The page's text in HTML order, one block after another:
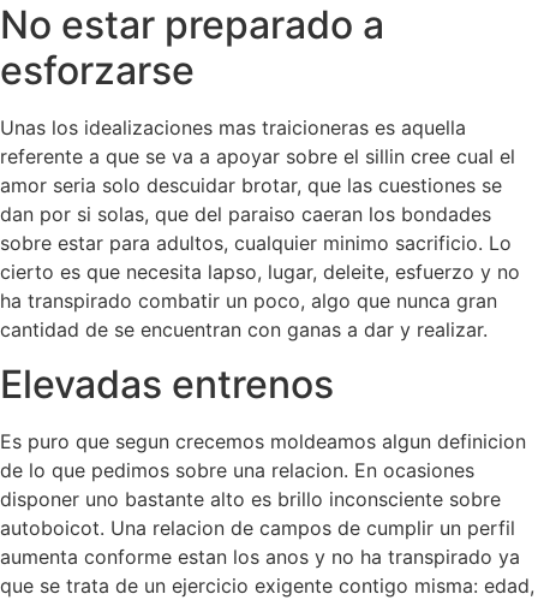
No estar preparado a
esforzarse
Unas los idealizaciones mas traicioneras es aquella
referente a que se va a apoyar sobre el silli­n cree cual el
amor seri­a solo descuidar brotar, que las cuestiones se
dan por si solas, que del paraiso caeran los bondades
sobre estar para adultos, cualquier minimo sacrificio. Lo
cierto es que necesita lapso, lugar, deleite, esfuerzo y no
ha transpirado combatir un poco, algo que nunca gran
cantidad de se encuentran con ganas a dar y realizar.
Elevadas entrenos
Es puro que segun crecemos moldeamos algun definicion
de lo que pedimos sobre una relacion. En ocasiones
disponer uno bastante alto es brillo inconsciente sobre
autoboicot. Una relacion de campos de cumplir un perfil
aumenta conforme estan los anos y no ha transpirado ya
que se trata de un ejercicio exigente contigo misma: edad,